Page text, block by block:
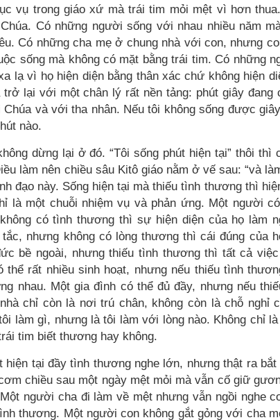
vụ trong giáo xứ mà trái tim mỏi mệt vì hơn
Có những người sống với nhau nhiều năm
Có những cha mẹ ở chung nhà với con, nhưng
sống mà không có mặt bằng trái tim. Có những
lạ vì họ hiện diện bằng thân xác chứ không hiện
trở lại với một chân lý rất nền tảng: phút giây
và với tha nhân. Nếu tôi không sống được
nào.
dừng lại ở đó. “Tôi sống phút hiện tại” thôi
làm nên chiều sâu Kitô giáo nằm ở vế sau: “và
đạo này. Sống hiện tại mà thiếu tình thương thì
là một chuỗi nhiệm vụ và phản ứng. Một người
có tình thương thì sự hiện diện của họ làm
tắc, nhưng không có lòng thương thì cái đúng của
bề ngoài, nhưng thiếu tình thương thì tất cả
thể rất nhiều sinh hoạt, nhưng nếu thiếu tình
nhau. Một gia đình có thể đủ đầy, nhưng nếu
chỉ còn là nơi trú chân, không còn là chỗ nghỉ
làm gì, nhưng là tôi làm với lòng nào. Không chỉ
tim biết thương hay không.
hiện tại đầy tình thương nghe lớn, nhưng thật ra
chiều sau một ngày mệt mỏi mà vẫn cố giữ
người cha đi làm về mệt nhưng vẫn ngồi nghe
thương. Một người con không gắt gỏng với cha